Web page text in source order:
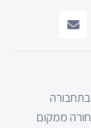
ממקום